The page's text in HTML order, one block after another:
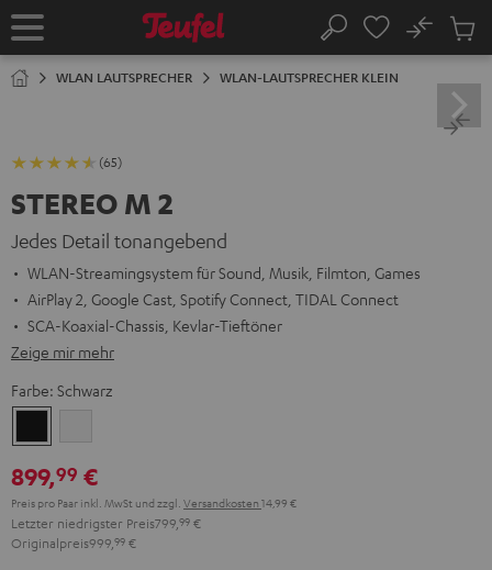
Startseite Suche
No
WLAN LAUTSPRECHER WLAN-LAUTSPRECHER KLEIN
(65)
STEREO M 2
Jedes Detail tonangebend
WLAN-Streamingsystem für Sound, Musik, Filmton, Games
AirPlay 2, Google Cast, Spotify Connect, TIDAL Connect
SCA-Koaxial-Chassis, Kevlar-Tieftöner
Zeige mir mehr
Farbe: Schwarz
899,99 €
Preis pro Paar inkl. MwSt und zzgl. Versandkosten 14,99 €
Letzter niedrigster Preis799, 99 €
Originalpreis999, 99 €